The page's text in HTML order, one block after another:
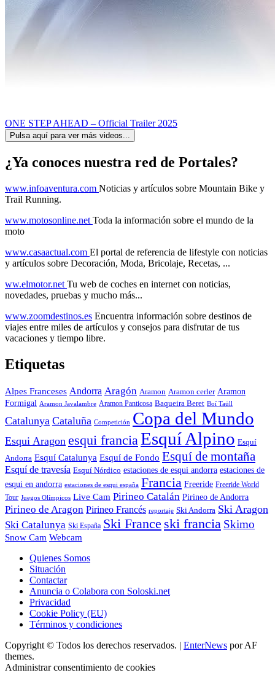
ONE STEP AHEAD – Official Trailer 2025
Pulsa aquí para ver más videos...
¿Ya conoces nuestra red de Portales?
www.infoaventura.com Noticias y artículos sobre Mountain Bike y
Trail Running.
www.motosonline.net Toda la información sobre el mundo de la
moto
www.casaactual.com El portal de referencia de lifestyle con noticias
y artículos sobre Decoración, Moda, Bricolaje, Recetas, ...
ww.elmotor.net Tu web de coches en internet con noticias,
novedades, pruebas y mucho más...
www.zoomdestinos.es Encuentra información sobre destinos de
viajes entre miles de artículos y consejos para disfrutar de tus
vacaciones y tiempo libre.
Etiquetas
Alpes Franceses Andorra Aragón Aramon Aramon cerler Aramon
Formigal Aramon Javalambre Aramon Panticosa Baqueira Beret Boí Taüll
Catalunya Cataluña Competición Copa del Mundo
Esqui Aragon esqui francia Esquí Alpino Esquí
Andorra Esquí Catalunya Esquí de Fondo Esquí de montaña
Esquí de travesía Esquí Nórdico estaciones de esqui andorra estaciones de
esqui en andorra estaciones de esqui españa Francia Freeride Freeride World
Tour Juegos Olímpicos Live Cam Pirineo Catalán Pirineo de Andorra
Pirineo de Aragon Pirineo Francés reportaje Ski Andorra Ski Aragon
Ski Catalunya Ski España Ski France ski francia Skimo
Snow Cam Webcam
Quienes Somos
Situación
Contactar
Anuncia o Colabora con Soloski.net
Privacidad
Cookie Policy (EU)
Términos y condiciones
Copyright © Todos los derechos reservados. | EnterNews por AF
themes.
Administrar consentimiento de cookies